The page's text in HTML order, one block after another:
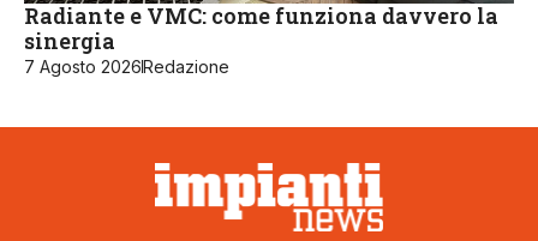
Radiante e VMC: come funziona davvero la
sinergia
7 Agosto 2026Redazione